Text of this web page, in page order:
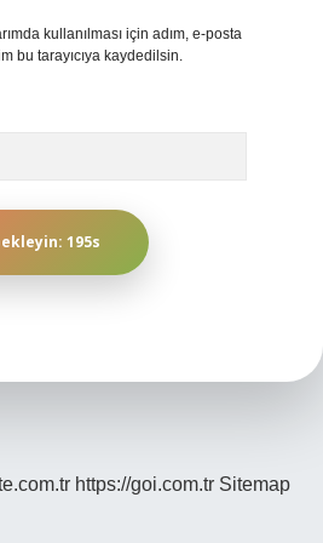
kullanılması için adım, e-posta
bu tarayıcıya kaydedilsin.
https://goi.com.tr Sitemap